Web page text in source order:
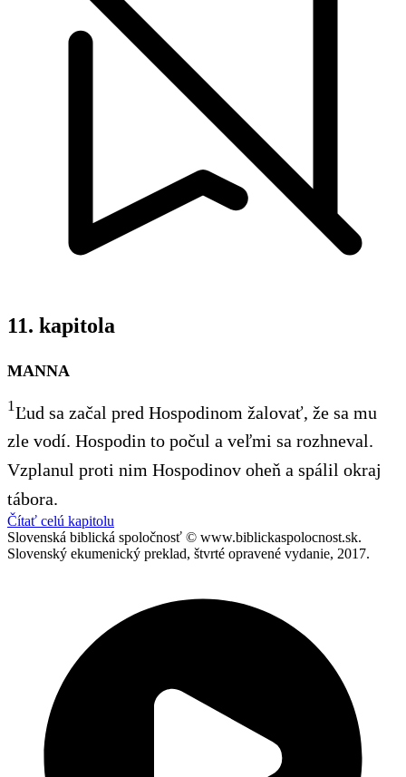
11. kapitola
MANNA
1Ľud sa začal pred Hospodinom žalovať, že sa mu
zle vodí. Hospodin to počul a veľmi sa rozhneval.
Vzplanul proti nim Hospodinov oheň a spálil okraj
tábora.
Čítať celú kapitolu
Slovenská biblická spoločnosť © www.biblickaspolocnost.sk.
Slovenský ekumenický preklad, štvrté opravené vydanie, 2017.